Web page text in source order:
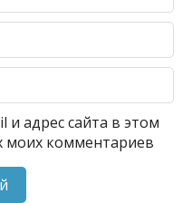
и адрес сайта в этом
моих комментариев